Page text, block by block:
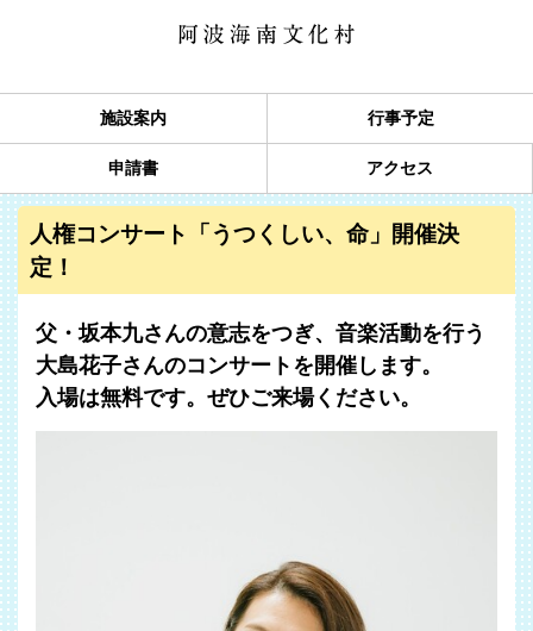
施設案内 行事予定
申請書 アクセス
人権コンサート「うつくしい、命」開催決
定！
父・坂本九さんの意志をつぎ、音楽活動を行う
大島花子さんのコンサートを開催します。
入場は無料です。ぜひご来場ください。